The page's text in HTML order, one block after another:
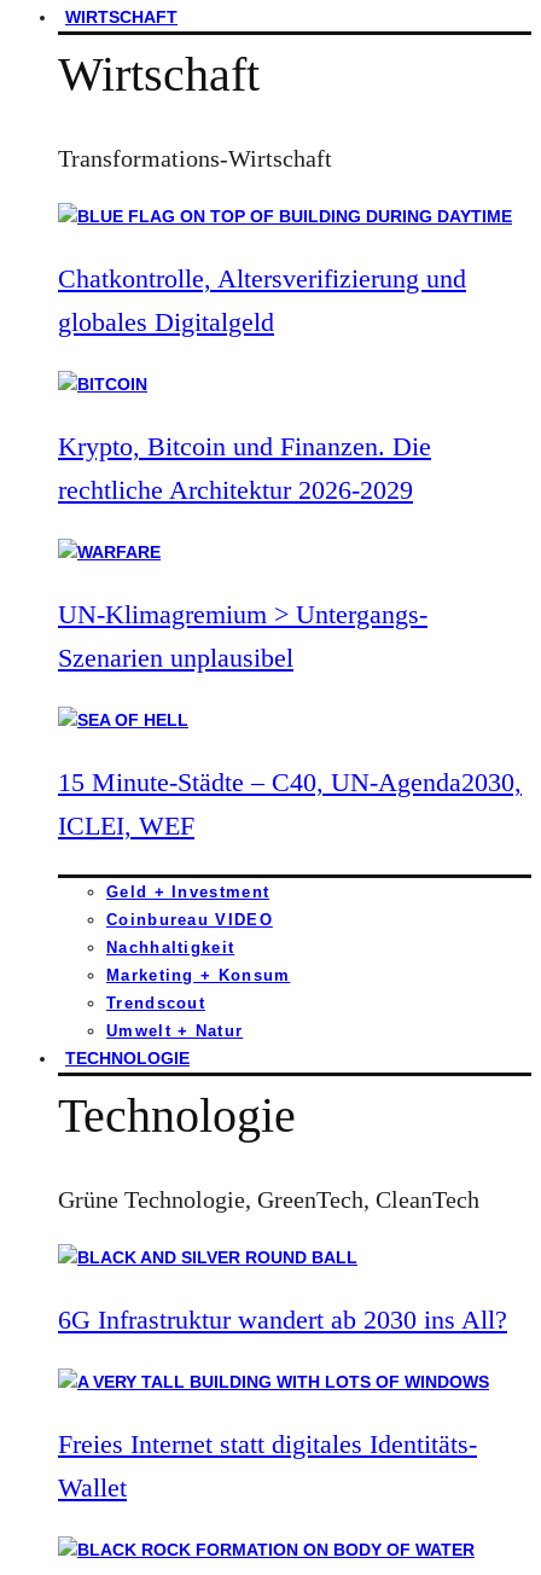
WIRTSCHAFT
Wirtschaft
Transformations-Wirtschaft
Chatkontrolle, Altersverifizierung und
globales Digitalgeld
Krypto, Bitcoin und Finanzen. Die
rechtliche Architektur 2026-2029
UN-Klimagremium > Untergangs-
Szenarien unplausibel
15 Minute-Städte – C40, UN-Agenda2030,
ICLEI, WEF
Geld + Investment
Coinbureau VIDEO
Nachhaltigkeit
Marketing + Konsum
Trendscout
Umwelt + Natur
TECHNOLOGIE
Technologie
Grüne Technologie, GreenTech, CleanTech
6G Infrastruktur wandert ab 2030 ins All?
Freies Internet statt digitales Identitäts-
Wallet